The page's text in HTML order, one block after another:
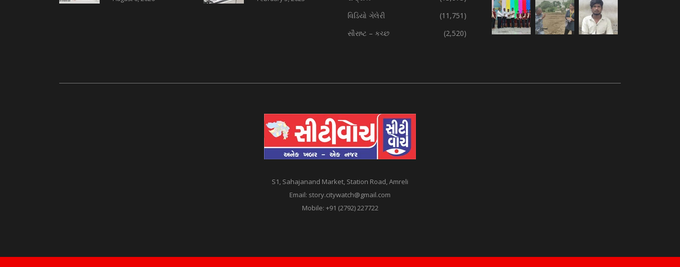
₹18.50 લાખની ગ્રાન્ટ
વિડિયો ગેલેરી
(11,751)
સૌરાષ્ટ – કચ્છ
(2,520)
S1, Sahajanand Market, Station Road, Amreli
Email: story.citywatch@gmail.com
Mobile: +91 (2792) 227722